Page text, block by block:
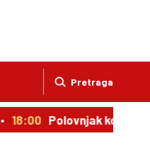
Pretraga
Polovnjak kojem cena